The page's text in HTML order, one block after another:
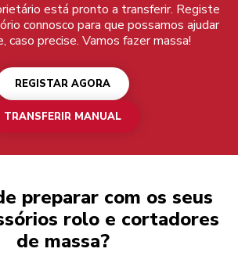
está pronto a transferir. Registe
connosco para que possamos ajudar
caso precise. Vamos fazer massa!
REGISTAR AGORA
TRANSFERIR MANUAL
preparar com os seus
rolo e cortadores
de massa?